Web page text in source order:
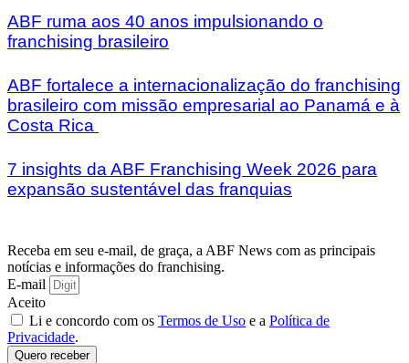
ABF ruma aos 40 anos impulsionando o
franchising brasileiro
ABF fortalece a internacionalização do franchising
brasileiro com missão empresarial ao Panamá e à
Costa Rica
7 insights da ABF Franchising Week 2026 para
expansão sustentável das franquias
Receba em seu e-mail, de graça, a ABF News com as principais
notícias e informações do franchising.
E-mail
Aceito
Li e concordo com os Termos de Uso e a Política de
Privacidade.
Quero receber